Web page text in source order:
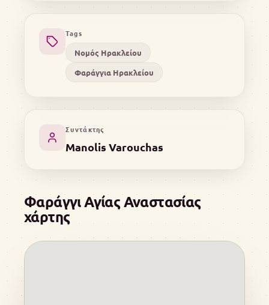
Tags
Νομός Ηρακλείου
Φαράγγια Ηρακλείου
Συντάκτης
Manolis Varouchas
Φαράγγι Αγίας Αναστασίας
χάρτης